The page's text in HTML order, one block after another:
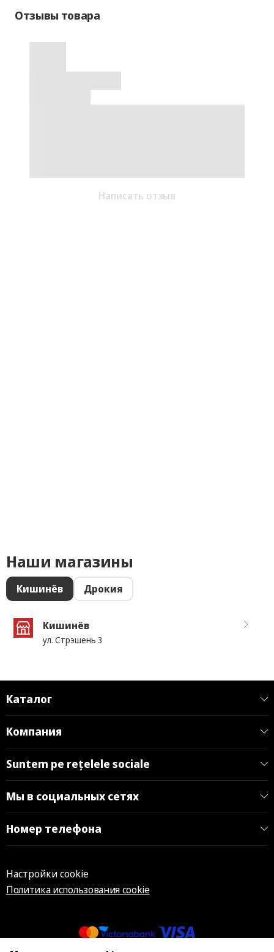
Отзывы товара
Написать отзыв
Наши магазины
Кишинёв Дрокия
Кишинёв
ул. Стрэшень 3
Каталог
Компания
Suntem pe rețelele sociale
Мы в социальных сетях
Номер телефона
Настройки cookie
Политика использования cookie